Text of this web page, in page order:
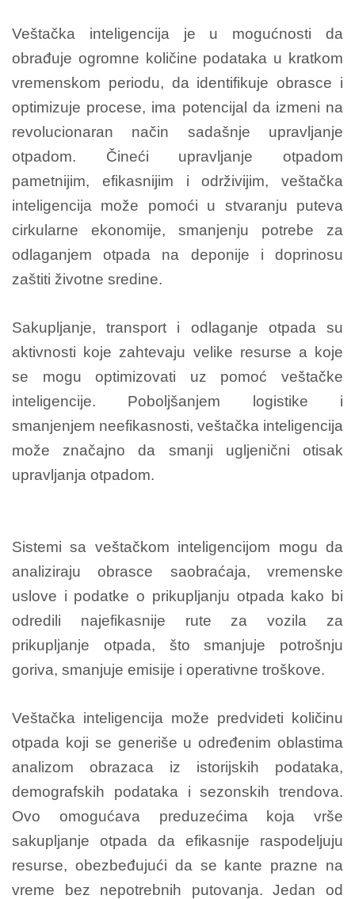
Veštačka inteligencija je u mogućnosti da
obrađuje ogromne količine podataka u kratkom
vremenskom periodu, da identifikuje obrasce i
optimizuje procese, ima potencijal da izmeni na
revolucionaran način sadašnje upravljanje
otpadom. Čineći upravljanje otpadom
pametnijim, efikasnijim i održivijim, veštačka
inteligencija može pomoći u stvaranju puteva
cirkularne ekonomije, smanjenju potrebe za
odlaganjem otpada na deponije i doprinosu
zaštiti životne sredine.
Sakupljanje, transport i odlaganje otpada su
aktivnosti koje zahtevaju velike resurse a koje
se mogu optimizovati uz pomoć veštačke
inteligencije. Poboljšanjem logistike i
smanjenjem neefikasnosti, veštačka inteligencija
može značajno da smanji ugljenični otisak
upravljanja otpadom.
Sistemi sa veštačkom inteligencijom mogu da
analiziraju obrasce saobraćaja, vremenske
uslove i podatke o prikupljanju otpada kako bi
odredili najefikasnije rute za vozila za
prikupljanje otpada, što smanjuje potrošnju
goriva, smanjuje emisije i operativne troškove.
Veštačka inteligencija može predvideti količinu
otpada koji se generiše u određenim oblastima
analizom obrazaca iz istorijskih podataka,
demografskih podataka i sezonskih trendova.
Ovo omogućava preduzećima koja vrše
sakupljanje otpada da efikasnije raspodeljuju
resurse, obezbeđujući da se kante prazne na
vreme bez nepotrebnih putovanja.Jedan od